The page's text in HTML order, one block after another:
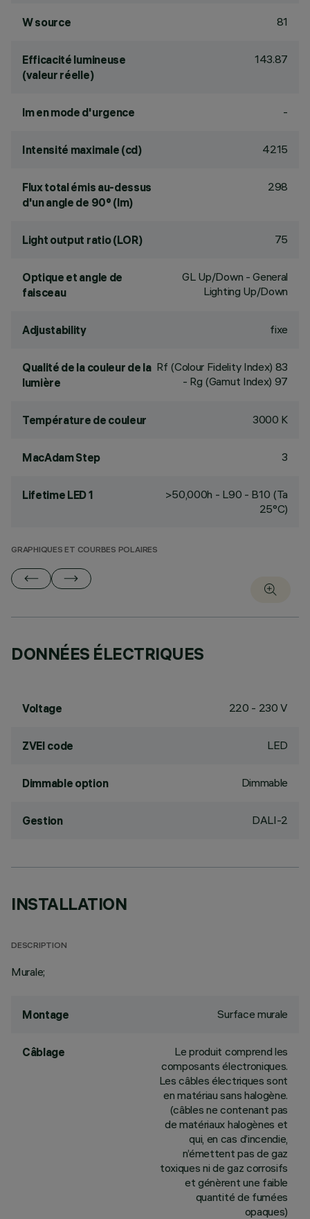
W source 81
Efficacité lumineuse
(valeur réelle)
143.87
lm en mode d'urgence -
Intensité maximale (cd) 4215
Flux total émis au-dessus
d'un angle de 90° (lm)
298
Light output ratio (LOR) 75
Optique et angle de
faisceau
GL Up/Down - General
Lighting Up/Down
Adjustability fixe
Qualité de la couleur de la
lumière
Rf (Colour Fidelity Index) 83
- Rg (Gamut Index) 97
Température de couleur 3000 K
MacAdam Step 3
Lifetime LED 1
>50,000h - L90 - B10 (Ta
25°C)
GRAPHIQUES ET COURBES POLAIRES
DONNÉES ÉLECTRIQUES
Voltage 220 - 230 V
ZVEI code LED
Dimmable option Dimmable
Gestion DALI-2
INSTALLATION
DESCRIPTION
Murale;
Montage Surface murale
Câblage
Le produit comprend les
composants électroniques.
Les câbles électriques sont
en matériau sans halogène.
(câbles ne contenant pas
de matériaux halogènes et
qui, en cas d’incendie,
n’émettent pas de gaz
toxiques ni de gaz corrosifs
et génèrent une faible
quantité de fumées
opaques)